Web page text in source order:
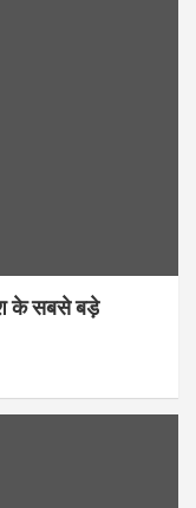
के सबसे बड़े